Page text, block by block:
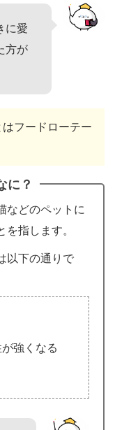
に愛
方が
フードローテー
に？
などのペットに
指します。
以下の通りで
強くなる